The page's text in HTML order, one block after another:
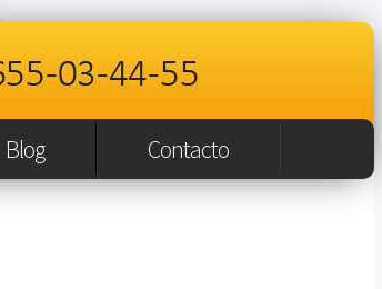
Blog Contacto